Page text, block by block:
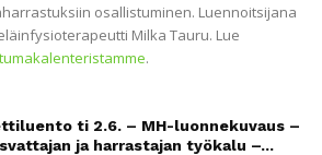
osallistuminen. Luennoitsijana
Milka Tauru. Lue
.
ti 2.6. – MH-luonnekuvaus –
ja harrastajan työkalu –...